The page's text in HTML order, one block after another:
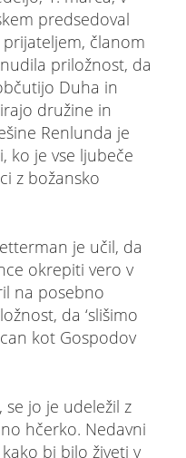
predsedoval
članom
priložnost, da
Duha in
družine in
Renlunda je
ko je vse ljubeče
z božansko
je učil, da
okrepiti vero v
na posebno
da ‘slišimo
kot Gospodov
jo je udeležil z
hčerko. Nedavni
bi bilo živeti v